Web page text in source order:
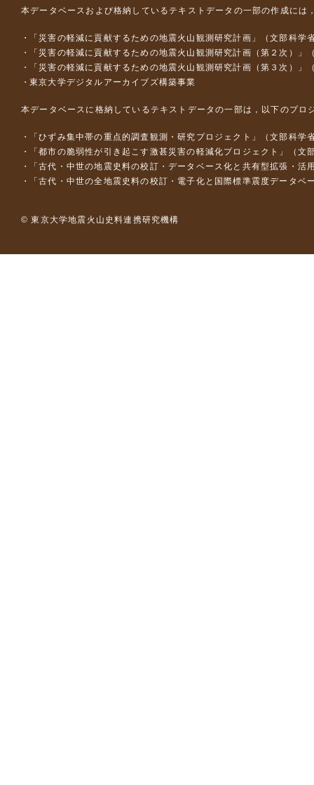
本データベースおよび格納しているテキストデータの一部の作成には
「災害の軽減に貢献するための地震火山観測研究計画」（文部科学
「災害の軽減に貢献するための地震火山観測研究計画（第２次）」
「災害の軽減に貢献するための地震火山観測研究計画（第３次）」
東京大学デジタルアーカイブズ構築事業
本データベースに格納しているテキストデータの一部は，以下のプロ
「ひずみ集中帯の重点的調査観測・研究プロジェクト」（文部科
「都市の脆弱性が引き起こす激甚災害の軽減化プロジェクト」（
「古代・中世の地震史料の校訂・データベース化と共有型拡張・
「古代・中世の全地震史料の校訂・電子化と国際標準震度データ
© 東京大学地震火山史料連携研究機構